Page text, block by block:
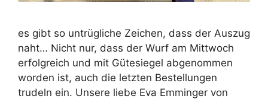
es gibt so untrügliche Zeichen, dass der Auszug
naht… Nicht nur, dass der Wurf am Mittwoch
erfolgreich und mit Gütesiegel abgenommen
worden ist, auch die letzten Bestellungen
trudeln ein. Unsere liebe Eva Emminger von